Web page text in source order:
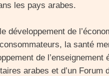
les pays arabes.
de
la santé
de
arabes et d’un Forum